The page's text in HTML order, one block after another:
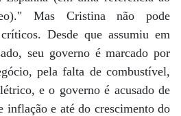
Mas Cristina não pode
Desde que assumiu em
seu governo é marcado por
pela falta de combustível,
e o governo é acusado de
inflação e até do crescimento do